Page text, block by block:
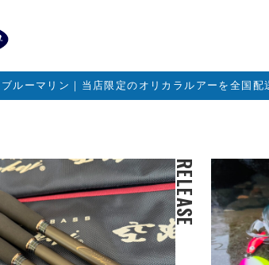
ルーマリン｜当店限定のオリカラルアーを全国配
RELEASE